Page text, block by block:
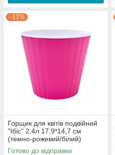
–11%
Горщик для квітів подвійний
"Ібіс" 2,4л 17,9*14,7 см
(темно-рожевий/білий)
Готово до відправки